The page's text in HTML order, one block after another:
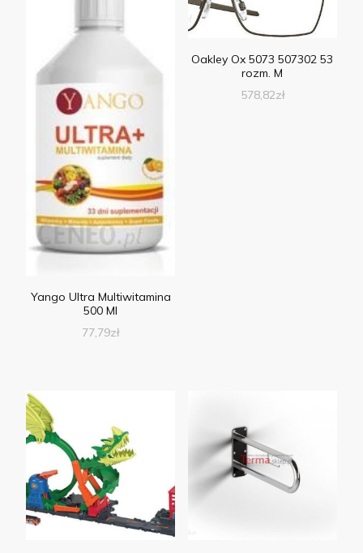
Yango Ultra Multiwitamina
500 Ml
77,79zł
Oakley Ox 5073 507302 53
rozm. M
578,82zł